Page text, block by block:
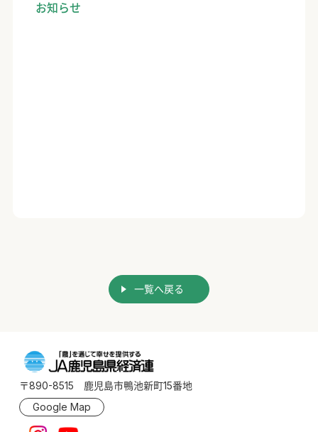
お知らせ
一覧へ戻る
〒890-8515 鹿児島市鴨池新町15番地
Google Map